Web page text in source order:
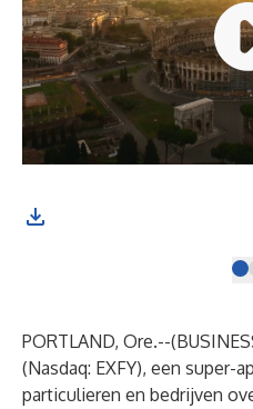
PORTLAND, Ore.--(
(Nasdaq: EXFY), een super-
particulieren en bedrijven